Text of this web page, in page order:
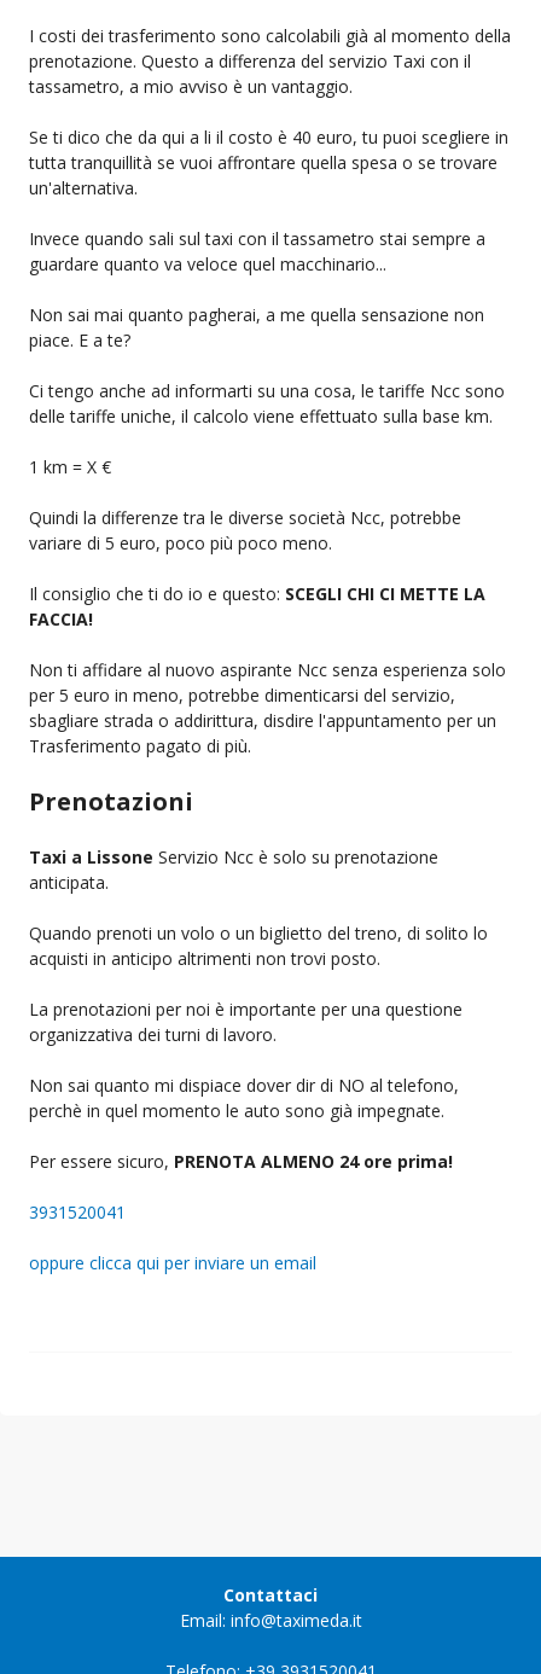
I costi dei trasferimento sono calcolabili già al momento della
prenotazione. Questo a differenza del servizio Taxi con il
tassametro, a mio avviso è un vantaggio.
Se ti dico che da qui a li il costo è 40 euro, tu puoi scegliere in
tutta tranquillità se vuoi affrontare quella spesa o se trovare
un'alternativa.
Invece quando sali sul taxi con il tassametro stai sempre a
guardare quanto va veloce quel macchinario...
Non sai mai quanto pagherai, a me quella sensazione non
piace. E a te?
Ci tengo anche ad informarti su una cosa, le tariffe Ncc sono
delle tariffe uniche, il calcolo viene effettuato sulla base km.
1 km = X €
Quindi la differenze tra le diverse società Ncc, potrebbe
variare di 5 euro, poco più poco meno.
Il consiglio che ti do io e questo: SCEGLI CHI CI METTE LA
FACCIA!
Non ti affidare al nuovo aspirante Ncc senza esperienza solo
per 5 euro in meno, potrebbe dimenticarsi del servizio,
sbagliare strada o addirittura, disdire l'appuntamento per un
Trasferimento pagato di più.
Prenotazioni
Taxi a Lissone Servizio Ncc è solo su prenotazione
anticipata.
Quando prenoti un volo o un biglietto del treno, di solito lo
acquisti in anticipo altrimenti non trovi posto.
La prenotazioni per noi è importante per una questione
organizzativa dei turni di lavoro.
Non sai quanto mi dispiace dover dir di NO al telefono,
perchè in quel momento le auto sono già impegnate.
Per essere sicuro, PRENOTA ALMENO 24 ore prima!
3931520041
oppure clicca qui per inviare un email
Contattaci
Email: info@taximeda.it